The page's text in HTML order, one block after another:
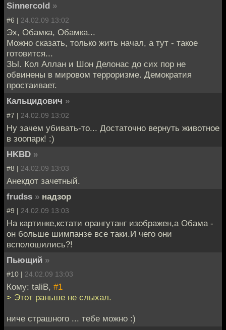
Sinnercold »
#6 | 24.02.09 13:02
Эх, Обамка, Обамка...
Можно сказать, только жить начал, а тут - такое
готовится...
ЗЫ. Кол Аллан и Шон Делонас до сих пор не
обвинены в мировом терроризме. Демократия
простаивает.
Кальцидович »
#7 | 24.02.09 13:02
Ну зачем убивать-то... Достаточно вернуть животное
в зоопарк! :)
HKBD »
#8 | 24.02.09 13:03
Анекдот зачетный.
frudss » надзор
#9 | 24.02.09 13:03
На картинке,кстати орангутанг изображен,а Обама -
он больше шимпанзе все таки.И чего они
всполошились?!
Пьющий »
#10 | 24.02.09 13:03
Кому: taliB, #1
> Этот раньше не слыхал.
ниче страшного ... тебе можно :)